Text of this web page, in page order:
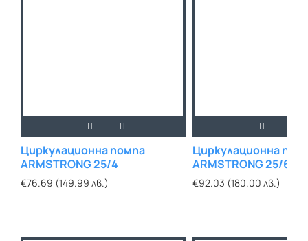
Циркулационна помпа
ARMSTRONG 25/4
€76.69 (149.99 лв.)
Циркулационна
ARMSTRONG 25/6
€92.03 (180.00 лв.)